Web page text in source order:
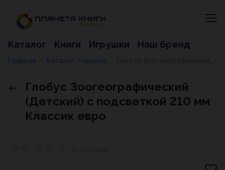
Каталог Книги Игрушки Наш бренд
Главная Каталог товаров
Глобус Зоогеографический
(Детский) с подсветкой 210 мм
Классик евро